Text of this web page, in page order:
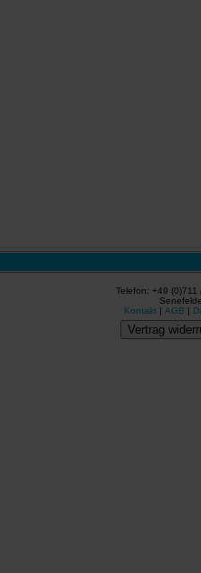
Telefon: +49
Kontakt | AGB |
Vertrag